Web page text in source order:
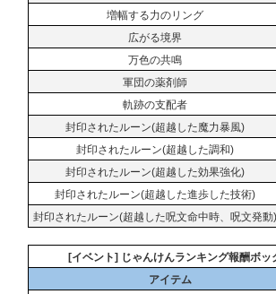
増幅する力のリング
広がる境界
万色の共鳴
軍団の薬剤師
軌跡の支配者
封印されたルーン(超越した魔力暴風)
封印されたルーン(超越した調和)
封印されたルーン(超越した効果強化)
封印されたルーン(超越した進歩した技術)
封印されたルーン(超越した呪文命中時、呪文発動)
[イベント] じゃんけんランキング報酬ボッ
アイテム